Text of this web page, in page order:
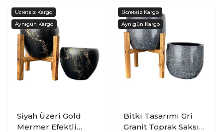
Siyah Üzeri Gold
Mermer Efektli
Bitki Tasarımı Gri
Granit Toprak Saksı